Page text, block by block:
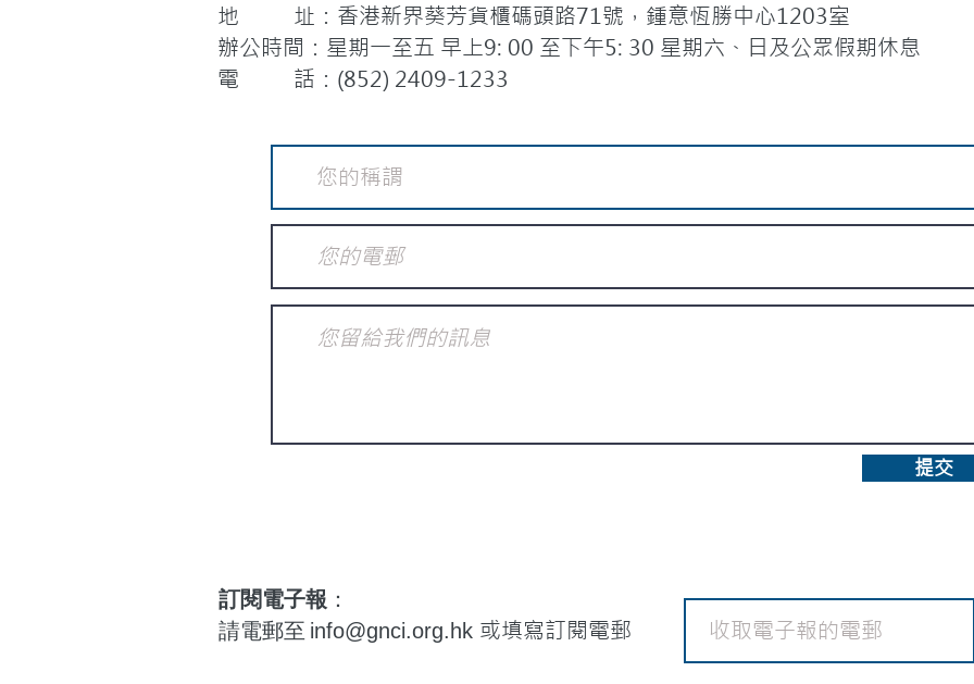
地 址：香港新界葵芳貨櫃碼頭路71號，鍾意恆勝中心1203室
辦公時間：星期一至五 早上9: 00 至下午5: 30 星期六、日及公眾假期休息
電 話：(852) 2409-1233
提交
訂閱電子報：
請電郵至 info@gnci.org.hk 或填寫訂閱電郵